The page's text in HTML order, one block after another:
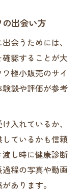
魅力と注意
ワの健康リス
える飼育の現
主なリスク分
の短命リスク
飼育法とは
育環境を整
出会い方
会うためには、
認することが大
極小販売のサイ
談や評価が参考
入れているか、
ているかも信頼
し時に健康診断
程の写真や動画
あります。